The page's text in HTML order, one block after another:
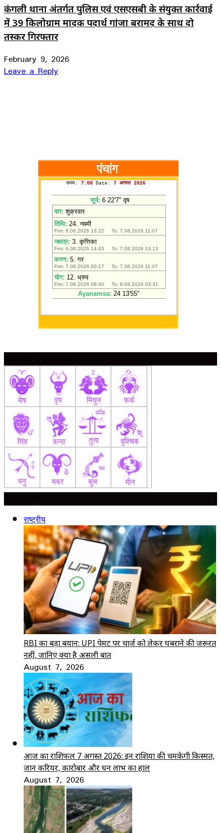
कंगली थाना अंतर्गत पुलिस एवं एसएसबी के संयुक्त कार्रवाई
में 39 किलोग्राम मादक पदार्थ गांजा बरामद के साथ दो
तस्कर गिरफ्तार
February 9, 2026
Leave a Reply
राष्ट्रीय
RBI का बड़ा बयान: UPI पेमेंट पर चार्ज को लेकर घबराने की जरूरत
नहीं, जानिए क्या है असली बात
August 7, 2026
आज का राशिफल 7 अगस्त 2026: इन राशियों की चमकेगी किस्मत,
जानें करियर, कारोबार और धन लाभ का हाल
August 7, 2026